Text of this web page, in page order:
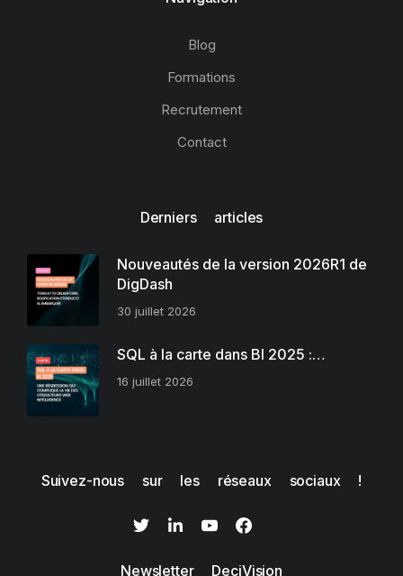
Blog
Formations
Recrutement
Contact
Derniers articles
Nouveautés de la version 2026R1 de
DigDash
30 juillet 2026
SQL à la carte dans BI 2025 :…
16 juillet 2026
Suivez-nous sur les réseaux sociaux !
Newsletter DeciVision